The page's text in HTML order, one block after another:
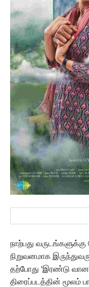
நாற்பது வருடங்களுக்கு
நிறுவனமாக
தற்போது ‘இரண்டு
திரைப்படத்தின்